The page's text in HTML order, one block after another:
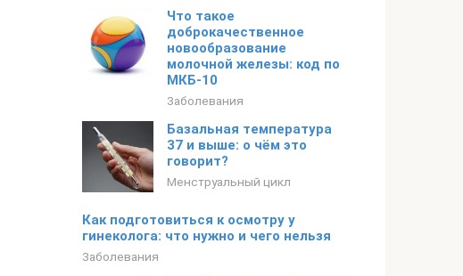
Что такое
доброкачественное
новообразование
молочной железы: код по
МКБ-10
Заболевания
Базальная температура
37 и выше: о чём это
говорит?
Менструальный цикл
Как подготовиться к осмотру у
гинеколога: что нужно и чего нельзя
Заболевания